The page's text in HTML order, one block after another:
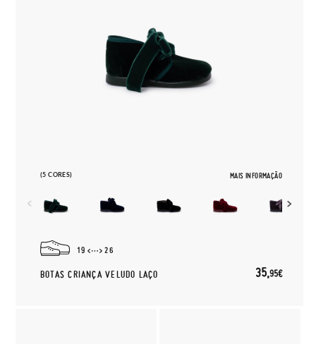
(5 CORES) MAIS INFORMAÇÃO
19 26
BOTAS CRIANÇA VELUDO LAÇO 35,95€